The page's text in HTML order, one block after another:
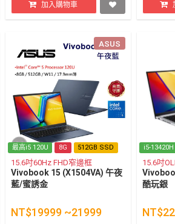
加入購物車
ASUS
最高i5 120U 8G 512GB SSD
15.6吋60Hz FHD窄邊框
Vivobook 15 (X1504VA) 午夜
藍/蜜誘金
NT$19999 ~21999
i5-13420H
15.6吋
酷玩銀